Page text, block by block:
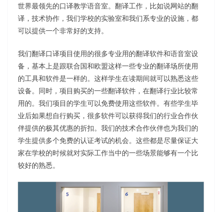
世界最领先的口译教学语音室。翻译工作，比如说网站的翻
译，技术协作，我们学校的实验室和我们系专业的设施，都
可以提供一个非常好的支持。
我们翻译口译项目使用的很多专业用的翻译软件和语音室设
备，基本上是跟联合国和欧盟这样一些专业的翻译场所使用
的工具和软件是一样的。这样学生在读期间就可以熟悉这些
设备。同时，项目购买的一些翻译软件，在翻译行业比较常
用的。我们项目的学生可以免费使用这些软件。有些学生毕
业后如果想自行购买，很多软件可以获得我们的行业合作伙
伴提供的极其优惠的折扣。我们的技术合作伙伴也为我们的
学生提供多个免费的认证考试的机会。这些都是尽量保证大
家在学校的时候就对实际工作当中的一些场景能够有一个比
较好的熟悉。